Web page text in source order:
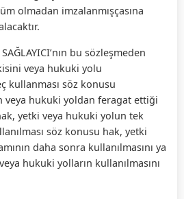
olmadan imzalanmışçasına
SAĞLAYICI’nın bu sözleşmeden
veya hukuki yolu
kullanması söz konusu
veya hukuki yoldan feragat ettiği
yetki veya hukuki yolun tek
söz konusu hak, yetki
daha sonra kullanılmasını ya
hukuki yolların kullanılmasını